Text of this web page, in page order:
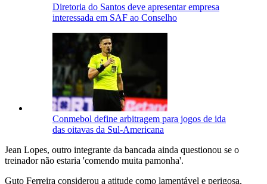
Diretoria do Santos deve apresentar empresa
interessada em SAF ao Conselho
Conmebol define arbitragem para jogos de ida
das oitavas da Sul-Americana
Jean Lopes, outro integrante da bancada ainda questionou se o
treinador não estaria 'comendo muita pamonha'.
Guto Ferreira considerou a atitude como lamentável e perigosa,